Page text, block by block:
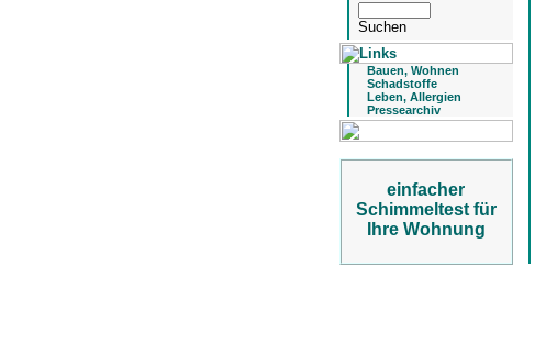
Bauen, Wohnen
Schadstoffe
Leben, Allergien
Pressearchiv
einfacher
Schimmeltest für
Ihre Wohnung